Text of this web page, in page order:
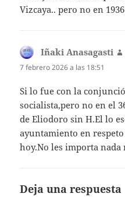
Vizcaya.. pero no en 1936
Iñaki Anasagasti
7 febrero 2026 a las 18:51
Si lo fue con la
socialista,pero no en el
de Eliodoro sin H.El lo
ayuntamiento en
hoy.No les importa nada
Deja una respuesta